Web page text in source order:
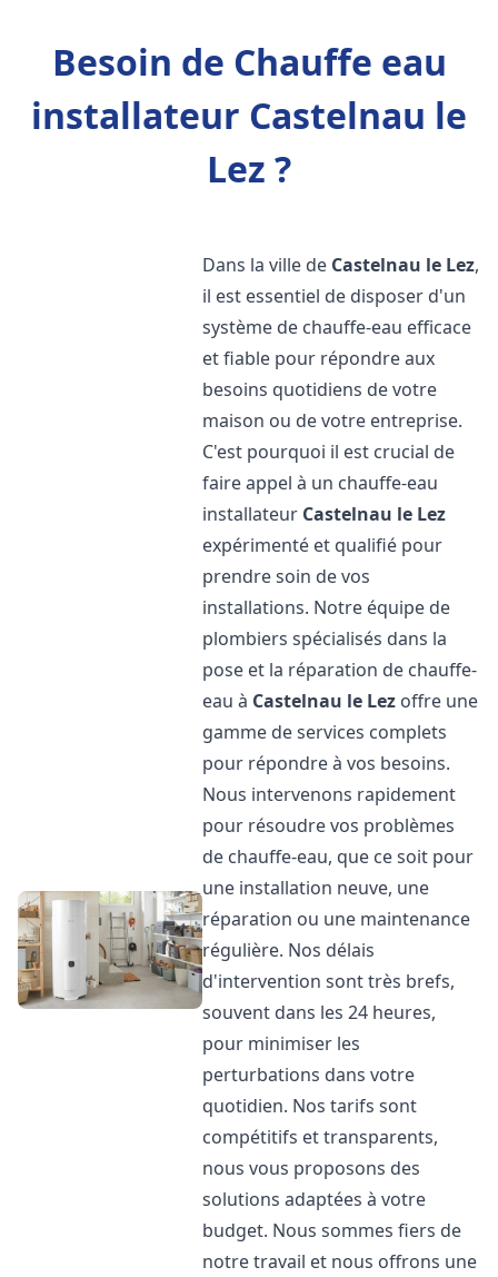
Besoin de Chauffe eau
installateur Castelnau le
Lez ?
Dans la ville de Castelnau le Lez,
il est essentiel de disposer d'un
système de chauffe-eau efficace
et fiable pour répondre aux
besoins quotidiens de votre
maison ou de votre entreprise.
C'est pourquoi il est crucial de
faire appel à un chauffe-eau
installateur Castelnau le Lez
expérimenté et qualifié pour
prendre soin de vos
installations. Notre équipe de
plombiers spécialisés dans la
pose et la réparation de chauffe-
eau à Castelnau le Lez offre une
gamme de services complets
pour répondre à vos besoins.
Nous intervenons rapidement
pour résoudre vos problèmes
de chauffe-eau, que ce soit pour
une installation neuve, une
réparation ou une maintenance
régulière. Nos délais
d'intervention sont très brefs,
souvent dans les 24 heures,
pour minimiser les
perturbations dans votre
quotidien. Nos tarifs sont
compétitifs et transparents,
nous vous proposons des
solutions adaptées à votre
budget. Nous sommes fiers de
notre travail et nous offrons une